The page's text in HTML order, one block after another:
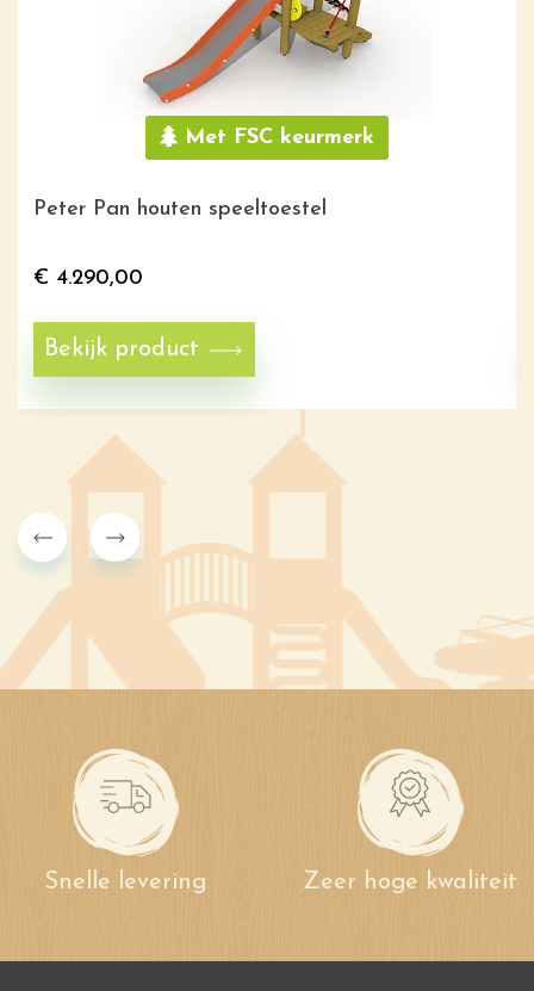
Met FSC keurmerk
Peter Pan houten speeltoestel
€ 4.290,00
Bekijk product
Snelle levering Zeer hoge kwaliteit